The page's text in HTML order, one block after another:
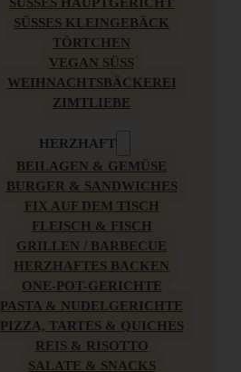
SÜSSES HAUPTGERICHT
SÜSSES KLEINGEBÄCK
TÖRTCHEN
VEGAN SÜSS
WEIHNACHTSBÄCKEREI
ZIMTLIEBE
HERZHAFT
BEILAGEN & GEMÜSE
BURGER & SANDWICHES
FIX AUF DEM TISCH
FLEISCH & FISCH
GRILLEN / BARBECUE
HERZHAFTES BACKEN
ONE-POT-GERICHTE
PASTA & NUDELGERICHTE
PIZZA, TARTES & QUICHES
REIS & RISOTTO
SALATE & SNACKS